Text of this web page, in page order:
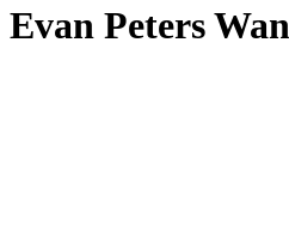
Evan Peters